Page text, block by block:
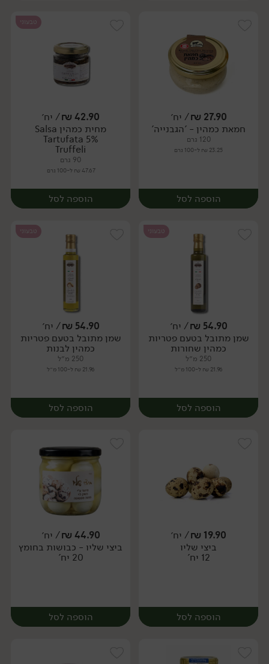
יח׳ יח׳
27.90
₪/ יח׳
חמאת כמהין - 'הגבנייה'
120 גרם
23.25 ₪ ל-100 גרם
הוספה לסל
יח׳
טבעוני
42.90
₪/ יח׳
מחית כמהין Salsa
Tartufata 5%
Truffeli
90 גרם
47.67 ₪ ל-100 גרם
הוספה לסל
יח׳
טבעוני
54.90
₪/ יח׳
שמן מתובל בטעם פטריות
כמהין שחורות
250 מ״ל
21.96 ₪ ל-100 מ״ל
הוספה לסל
יח׳
טבעוני
54.90
₪/ יח׳
שמן מתובל בטעם פטריות
כמהין לבנות
250 מ״ל
21.96 ₪ ל-100 מ״ל
הוספה לסל
יח׳
19.90
₪/ יח׳
ביצי שליו
12 יח'
הוספה לסל
44.90
₪/ יח׳
ביצי שליו - כבושות בחומץ
20 יח'
הוספה לסל